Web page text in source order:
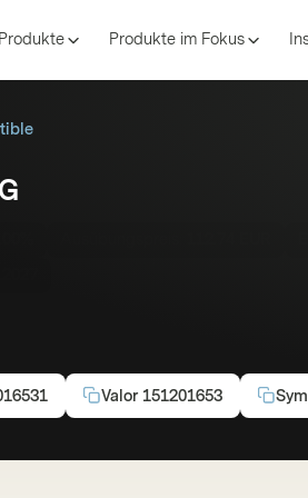
Produkte Produkte im Fokus
Valor 151201653